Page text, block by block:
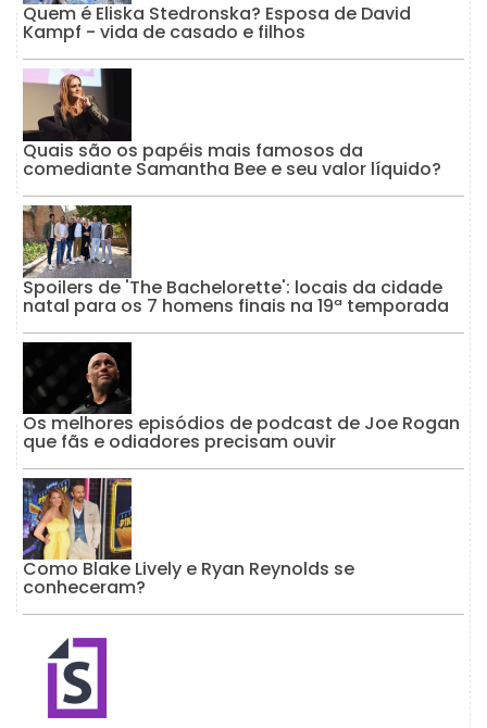
Quem é Eliska Stedronska? Esposa de David
Kampf - vida de casado e filhos
Quais são os papéis mais famosos da
comediante Samantha Bee e seu valor líquido?
Spoilers de 'The Bachelorette': locais da cidade
natal para os 7 homens finais na 19ª temporada
Os melhores episódios de podcast de Joe Rogan
que fãs e odiadores precisam ouvir
Como Blake Lively e Ryan Reynolds se
conheceram?